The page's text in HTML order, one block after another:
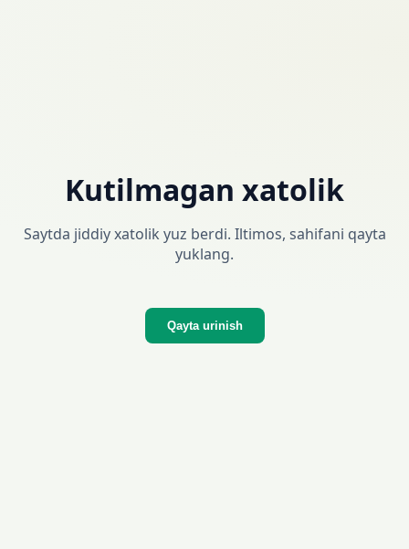
Kutilmagan xatolik
Saytda jiddiy xatolik yuz berdi. Iltimos, sahifani qayta
yuklang.
Qayta urinish